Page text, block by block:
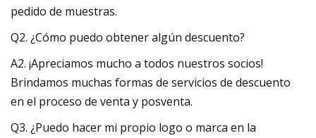
pedido de muestras.
Q2. ¿Cómo puedo obtener algún descuento?
A2. ¡Apreciamos mucho a todos nuestros socios!
Brindamos muchas formas de servicios de descuento
en el proceso de venta y posventa.
Q3. ¿Puedo hacer mi propio logo o marca en la